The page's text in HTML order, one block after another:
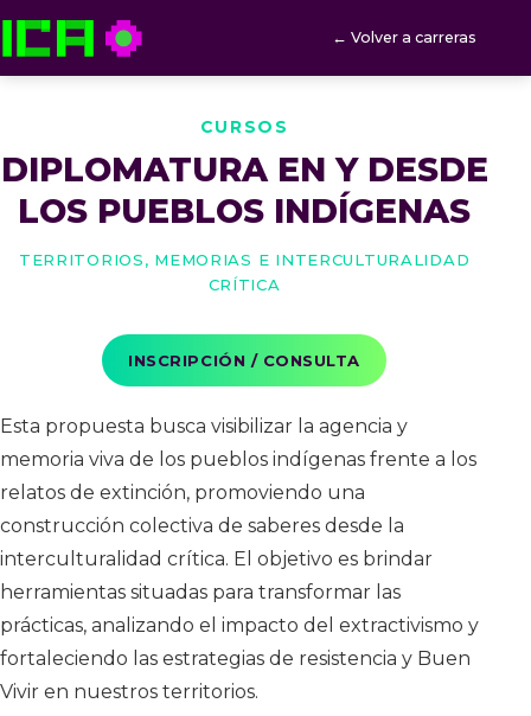
ICA — Instituto de Culturas Aborígenes
← Volver a carreras
CURSOS
DIPLOMATURA EN Y DESDE
LOS PUEBLOS INDÍGENAS
Territorios, Memorias e Interculturalidad
Crítica
INSCRIPCIÓN / CONSULTA
Esta propuesta busca visibilizar la agencia y
memoria viva de los pueblos indígenas frente a los
relatos de extinción, promoviendo una
construcción colectiva de saberes desde la
interculturalidad crítica. El objetivo es brindar
herramientas situadas para transformar las
prácticas, analizando el impacto del extractivismo y
fortaleciendo las estrategias de resistencia y Buen
Vivir en nuestros territorios.